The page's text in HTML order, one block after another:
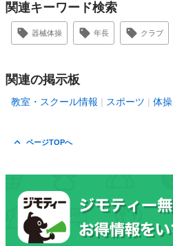
関連キーワード検索
器械体操 年長 クラブ
関連の掲示板
教室・スクール情報 スポーツ 体操
ページTOPへ